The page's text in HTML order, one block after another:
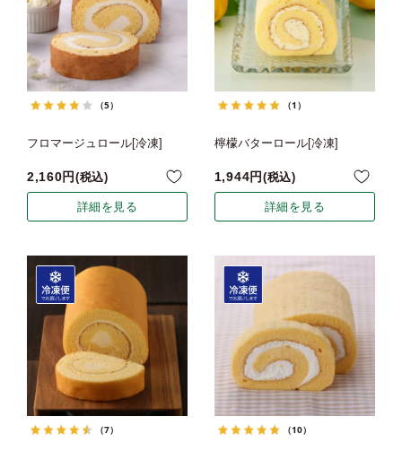
（5）
フロマージュロール[冷凍]
2,160 税込
詳細を見る
（1）
檸檬バターロール[冷凍]
1,944 税込
詳細を見る
（7） （10）